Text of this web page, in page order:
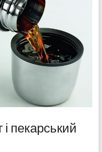
пекарський